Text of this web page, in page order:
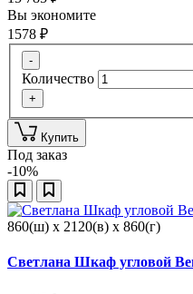
Вы экономите
1578 ₽
-
Количество
+
Купить
Под заказ
-10%
860(ш) x 2120(в) x 860(г)
Светлана Шкаф угловой